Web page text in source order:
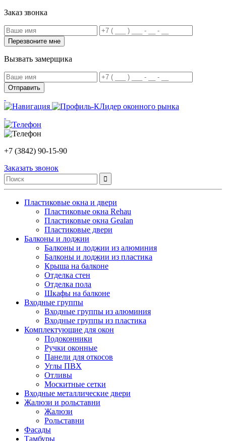
Заказ звонка
Вызвать замерщика
Лидер оконного рынка
+7 (3842) 90-15-90
Заказать звонок
Пластиковые окна и двери
Пластиковые окна Rehau
Пластиковые окна Gealan
Пластиковые двери
Балконы и лоджии
Балконы и лоджии из алюминия
Балконы и лоджии из пластика
Крыша на балконе
Отделка стен
Отделка пола
Шкафы на балконе
Входные группы
Входные группы из алюминия
Входные группы из пластика
Комплектующие для окон
Подоконники
Ручки оконные
Панели для откосов
Углы ПВХ
Отливы
Москитные сетки
Входные металлические двери
Жалюзи и рольставни
Жалюзи
Рольставни
Фасады
Тамбуры